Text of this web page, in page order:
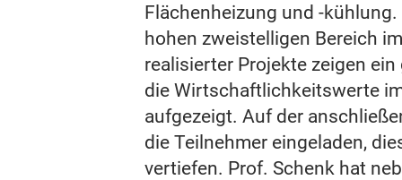
Flächenheizung und -
hohen zweistelligen Bereich
realisierter Projekte zeigen
die Wirtschaftlichkeitswerte
aufgezeigt. Auf der
die Teilnehmer eingeladen,
vertiefen. Prof. Schenk hat